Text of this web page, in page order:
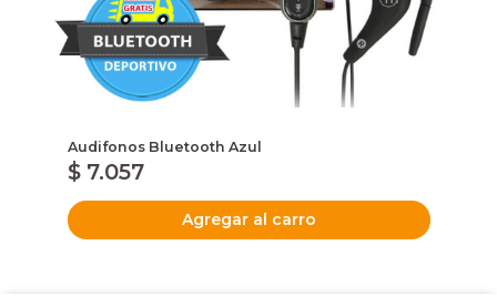
Audifonos Bluetooth Azul
$ 7.057
Agregar al carro